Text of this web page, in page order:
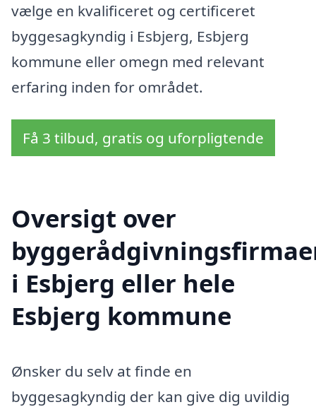
vælge en kvalificeret og certificeret
byggesagkyndig i Esbjerg, Esbjerg
kommune eller omegn med relevant
erfaring inden for området.
Få 3 tilbud, gratis og uforpligtende
Oversigt over
i Esbjerg eller hele
Esbjerg kommune
Ønsker du selv at finde en
byggesagkyndig der kan give dig uvildig